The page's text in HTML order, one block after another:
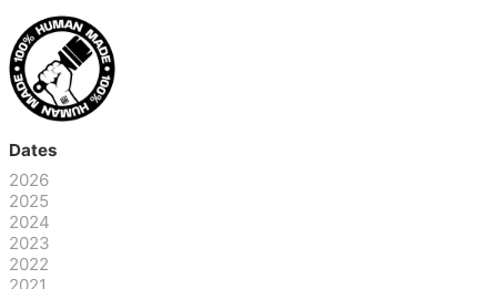
Dates
2026
2025
2024
2023
2022